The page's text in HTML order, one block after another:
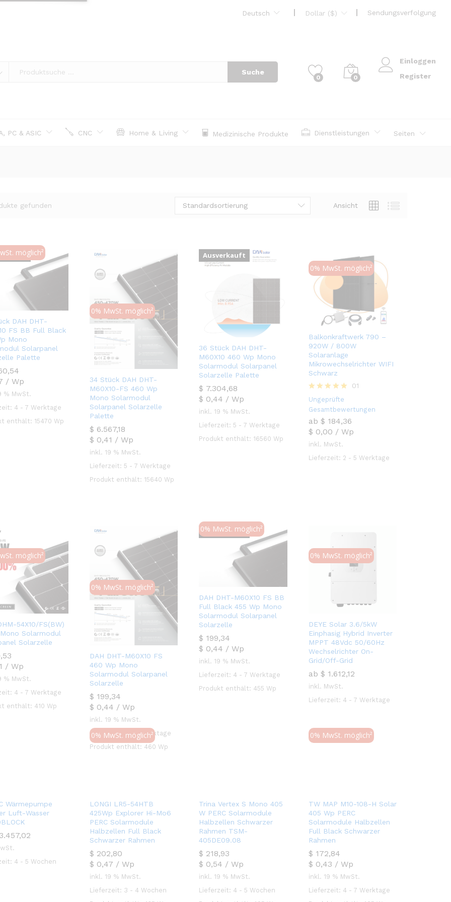
Deutsch Dollar ($) Sendungsverfolgung
Suche
0 0
Einloggen
Register
PC & ASIC CNC Home & Living Medizinische Produkte Dienstleistungen Seiten
gefunden Ansicht
Standardsortierung
möglich²
DAH DHT-
FS BB Full Black
Mono
Solarpanel
Palette
/ Wp
% MwSt.
4 - 7 Werktage
enthält: 15470 Wp
0% MwSt. möglich²
34 Stück DAH DHT-
M60X10-FS 460 Wp
Mono Solarmodul
Solarpanel Solarzelle
Palette
$ 6.567,18
$ 0,41 / Wp
$ 6.567,18
inkl. 19 % MwSt.
Lieferzeit: 5 - 7 Werktage
Produkt enthält: 15640 Wp
Ausverkauft
36 Stück DAH DHT-
M60X10 460 Wp Mono
Solarmodul Solarpanel
Solarzelle Palette
$ 7.304,68
$ 0,44 / Wp
$ 7.304,68
inkl. 19 % MwSt.
Lieferzeit: 5 - 7 Werktage
Produkt enthält: 16560 Wp
0% MwSt. möglich²
Balkonkraftwerk 790 –
920W / 800W
Solaranlage
Mikrowechselrichter WIFI
Schwarz
Bewertet
mit
5.00
von 5
01
Ungeprüfte
Gesamtbewertungen
ab $ 184,36
$ 0,00 / Wp
$184,36
inkl. MwSt.
Lieferzeit: 2 - 5 Werktage
möglich²
54X10/FS(BW)
Solarmodul
Solarzelle
/ Wp
% MwSt.
4 - 7 Werktage
enthält: 410 Wp
0% MwSt. möglich²
DAH DHT-M60X10 FS
460 Wp Mono
Solarmodul Solarpanel
Solarzelle
$ 199,34
$ 0,44 / Wp
$ 199,34
inkl. 19 % MwSt.
Lieferzeit: 4 - 7 Werktage
Produkt enthält: 460 Wp
Ausverkauft
0% MwSt. möglich²
DAH DHT-M60X10 FS BB
Full Black 455 Wp Mono
Solarmodul Solarpanel
Solarzelle
$ 199,34
$ 0,44 / Wp
$ 199,34
inkl. 19 % MwSt.
Lieferzeit: 4 - 7 Werktage
Produkt enthält: 455 Wp
0% MwSt. möglich²
DEYE Solar 3.6/5kW
Einphasig Hybrid Inverter
MPPT 48Vdc 50/60Hz
Wechselrichter On-
Grid/Off-Grid
ab $ 1.612,12
$ 1.612,12
inkl. MwSt.
Lieferzeit: 4 - 7 Werktage
0% MwSt. möglich²
Trina Vertex S Mono 405
0% MwSt. möglich²
TW MAP M10-108-H Solar
405 Wp PERC
Solarmodule Halbzellen
Full Black Schwarzer
Rahmen
$ 172,84
$ 0,43 / Wp
$ 172,84
inkl. 19 % MwSt.
Lieferzeit: 4 - 7 Werktage